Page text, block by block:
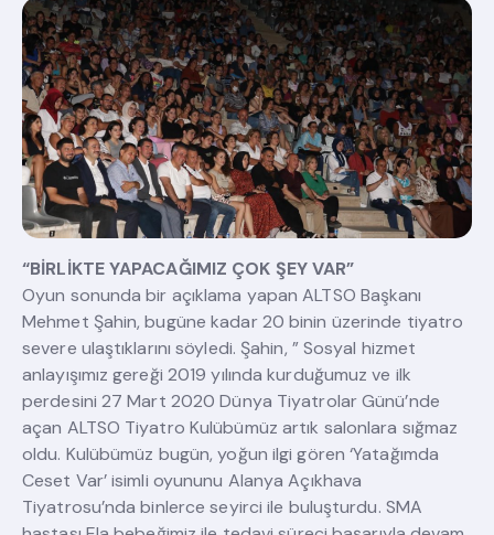
“BİRLİKTE YAPACAĞIMIZ ÇOK ŞEY VAR”
Oyun sonunda bir açıklama yapan ALTSO Başkanı
Mehmet Şahin, bugüne kadar 20 binin üzerinde tiyatro
severe ulaştıklarını söyledi. Şahin, ” Sosyal hizmet
anlayışımız gereği 2019 yılında kurduğumuz ve ilk
perdesini 27 Mart 2020 Dünya Tiyatrolar Günü’nde
açan ALTSO Tiyatro Kulübümüz artık salonlara sığmaz
oldu. Kulübümüz bugün, yoğun ilgi gören ‘Yatağımda
Ceset Var’ isimli oyununu Alanya Açıkhava
Tiyatrosu’nda binlerce seyirci ile buluşturdu. SMA